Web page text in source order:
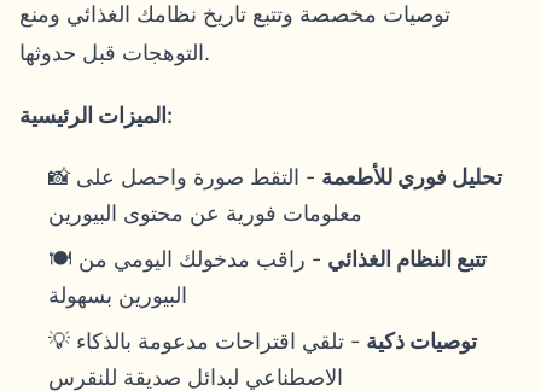
توصيات مخصصة وتتبع تاريخ نظامك الغذائي ومنع
التوهجات قبل حدوثها.
الميزات الرئيسية:
📸 تحليل فوري للأطعمة - التقط صورة واحصل على
معلومات فورية عن محتوى البيورين
🍽️
تتبع النظام الغذائي - راقب مدخولك اليومي من
البيورين بسهولة
💡
توصيات ذكية - تلقي اقتراحات مدعومة بالذكاء
الاصطناعي لبدائل صديقة للنقرس